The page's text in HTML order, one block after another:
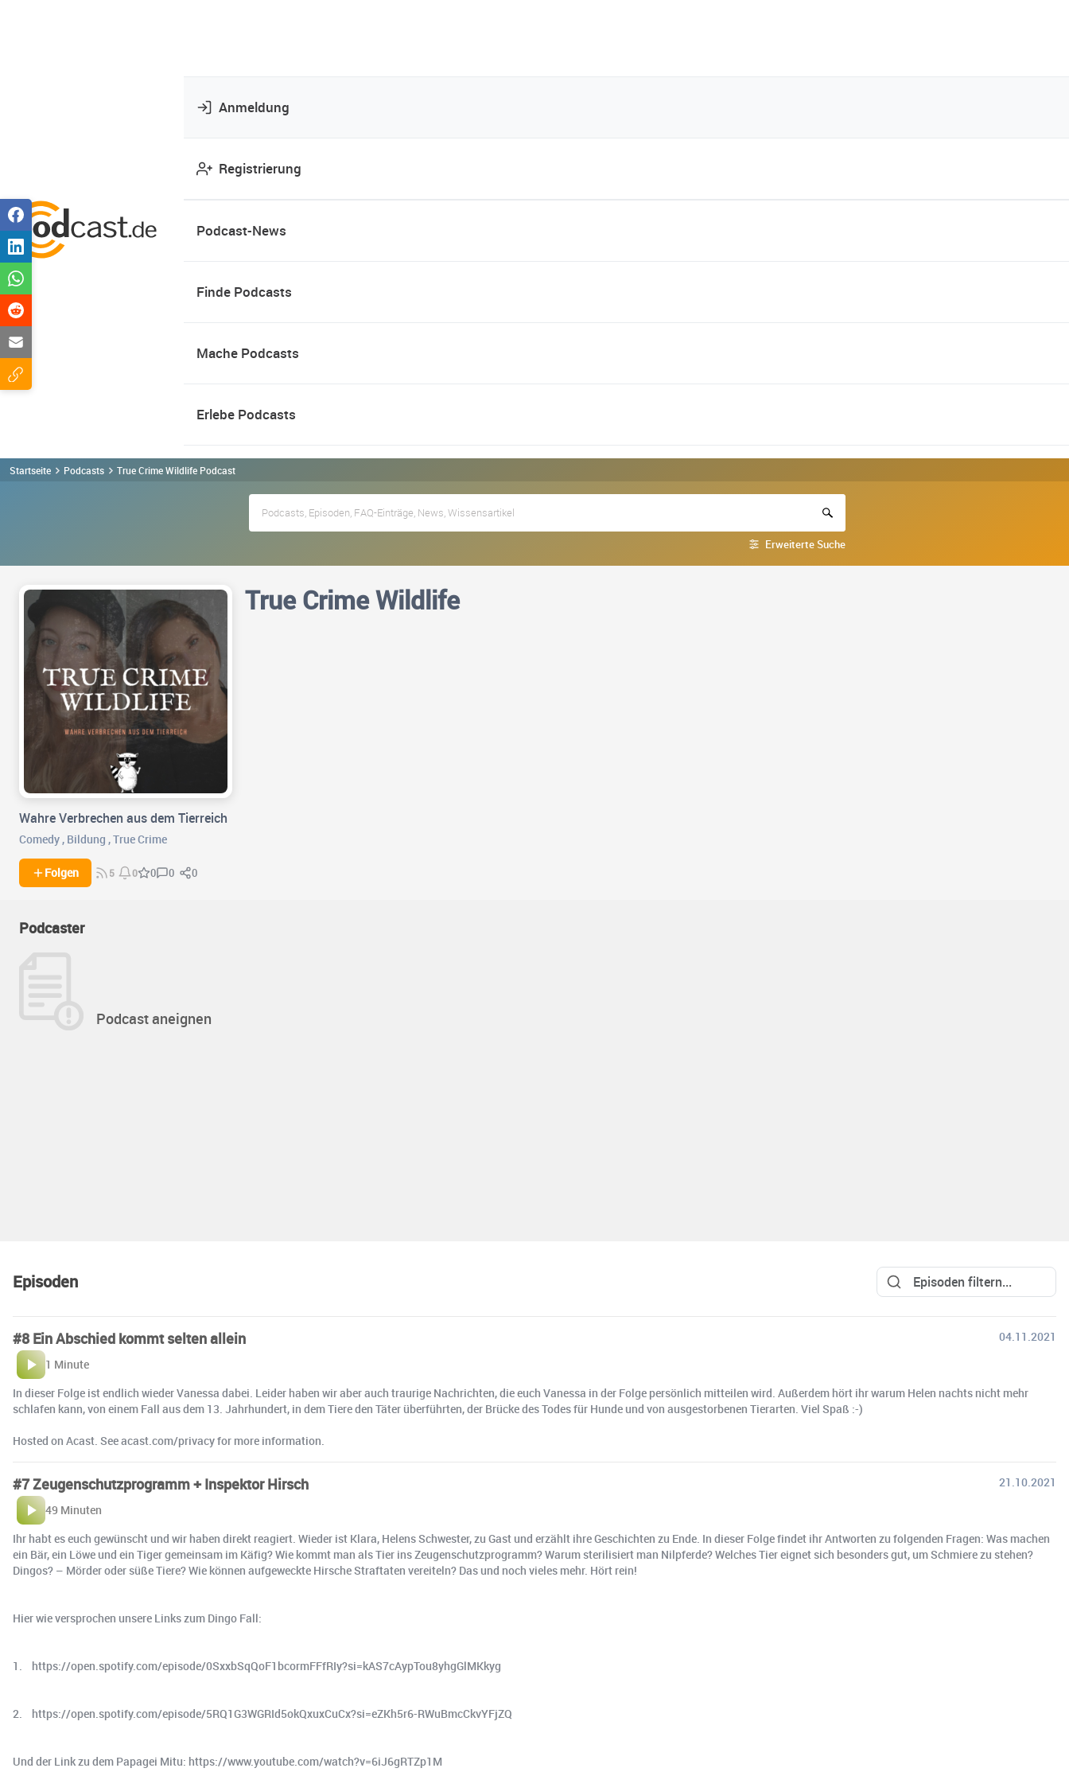
Anmeldung
Registrierung
Podcast-News
Finde Podcasts
Mache Podcasts
Erlebe Podcasts
Startseite Podcasts True Crime Wildlife Podcast
Erweiterte Suche
True Crime Wildlife
Wahre Verbrechen aus dem Tierreich
Comedy , Bildung ,True Crime
Folgen 5 0 0 0 0
Podcaster
Podcast aneignen
Episoden
#8 Ein Abschied kommt selten allein
04.11.2021
1 Minute
In dieser Folge ist endlich wieder Vanessa dabei. Leider haben wir aber auch traurige Nachrichten, die euch Vanessa in der Folge persönlich mitteilen wird. Außerdem hört ihr warum Helen nachts nicht mehr
schlafen kann, von einem Fall aus dem 13. Jahrhundert, in dem Tiere den Täter überführten, der Brücke des Todes für Hunde und von ausgestorbenen Tierarten. Viel Spaß :-)
Hosted on Acast. See acast.com/privacy for more information.
#7 Zeugenschutzprogramm + Inspektor Hirsch
21.10.2021
49 Minuten
Ihr habt es euch gewünscht und wir haben direkt reagiert. Wieder ist Klara, Helens Schwester, zu Gast und erzählt ihre Geschichten zu Ende. In dieser Folge findet ihr Antworten zu folgenden Fragen: Was machen
ein Bär, ein Löwe und ein Tiger gemeinsam im Käfig? Wie kommt man als Tier ins Zeugenschutzprogramm? Warum sterilisiert man Nilpferde? Welches Tier eignet sich besonders gut, um Schmiere zu stehen?
Dingos? – Mörder oder süße Tiere? Wie können aufgeweckte Hirsche Straftaten vereiteln? Das und noch vieles mehr. Hört rein!
Hier wie versprochen unsere Links zum Dingo Fall:
1. https://open.spotify.com/episode/0SxxbSqQoF1bcormFFfRIy?si=kAS7cAypTou8yhgGlMKkyg
2. https://open.spotify.com/episode/5RQ1G3WGRId5okQxuxCuCx?si=eZKh5r6-RWuBmcCkvYFjZQ
Und der Link zu dem Papagei Mitu: https://www.youtube.com/watch?v=6iJ6gRTZp1M